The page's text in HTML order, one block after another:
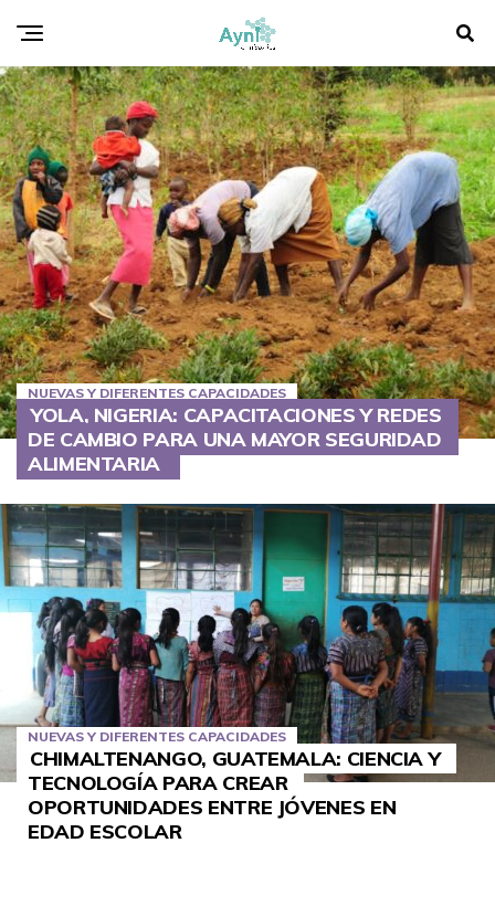
NUEVAS Y DIFERENTES CAPACIDADES
YOLA, NIGERIA: CAPACITACIONES Y REDES
DE CAMBIO PARA UNA MAYOR SEGURIDAD
ALIMENTARIA
NUEVAS Y DIFERENTES CAPACIDADES
CHIMALTENANGO, GUATEMALA: CIENCIA Y
TECNOLOGÍA PARA CREAR
OPORTUNIDADES ENTRE JÓVENES EN
EDAD ESCOLAR